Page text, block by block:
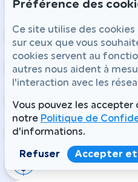
Saulx-Marchais
Ablis
Prunay-en-Yvelines
Saint-Martin-de-
Préférence des
Ce site utilise des
sur ceux que vous
cookies servent au
autres nous aident à
l'interaction avec les
Vous pouvez les accepter
notre Politique de
d'informations.
Refuser Accepter